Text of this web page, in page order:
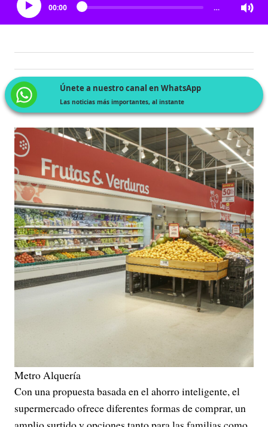
00:00 …
Únete a nuestro canal en WhatsApp
Las noticias más importantes, al instante
Metro Alquería
Con una propuesta basada en el ahorro inteligente, el
supermercado ofrece diferentes formas de comprar, un